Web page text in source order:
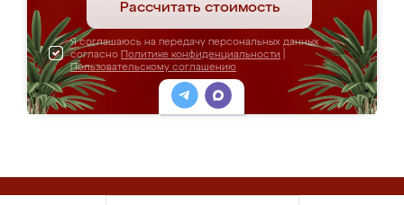
Рассчитать стоимость
Я соглашаюсь на передачу персональных данных
согласно Политике конфиденциальности
Пользовательскому соглашению